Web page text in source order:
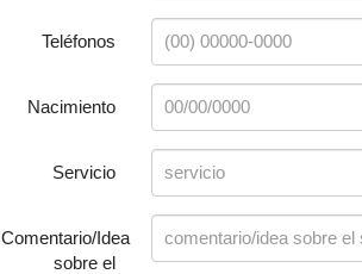
Teléfonos
Nacimiento
Servicio
Comentario/Idea
sobre el